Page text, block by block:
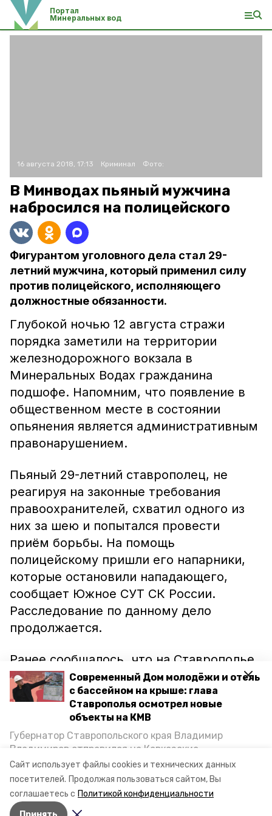
Сайт использует файлы cookies и технических данных
посетителей. Продолжая пользоваться сайтом, Вы
соглашаетесь с Политикой конфиденциальности
Современный Дом молодёжи и отель
с бассейном на крыше: глава
Ставрополья осмотрел новые
объекты на КМВ
Губернатор Ставропольского края Владимир
Владимиров отправился на Кавказские
Минеральные Воды, чтобы проинспектировать
строительство объектов в Кисловодске и
Минводах, а также выслушать предложения о
постройке новых точек притяжения для местных
Портал
Минеральных вод
16 августа 2018, 17:13 Криминал Фото:
В Минводах пьяный мужчина
набросился на полицейского
Фигурантом уголовного дела стал 29-
летний мужчина, который применил силу
против полицейского, исполняющего
должностные обязанности.
Глубокой ночью 12 августа стражи
порядка заметили на территории
железнодорожного вокзала в
Минеральных Водах гражданина
подшофе. Напомним, что появление в
общественном месте в состоянии
опьянения является административным
правонарушением.
Пьяный 29-летний ставрополец, не
реагируя на законные требования
правоохранителей, схватил одного из
них за шею и попытался провести
приём борьбы. На помощь
полицейскому пришли его напарники,
которые остановили нападающего,
сообщает Южное СУТ СК России.
Расследование по данному дело
продолжается.
Ранее сообщалось, что на Ставрополье
свидетель по уголовному делуизбил
следователя. 32-летний мужчина хотел
уничтожить процессуальные
документы, но женщина-
правоохранитель не позволила ему это
сделать. Тогда он ударил её локтем и
кулаком.